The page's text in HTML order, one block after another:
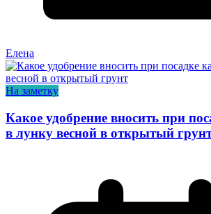
Елена
На заметку
Какое удобрение вносить при
в лунку весной в открытый